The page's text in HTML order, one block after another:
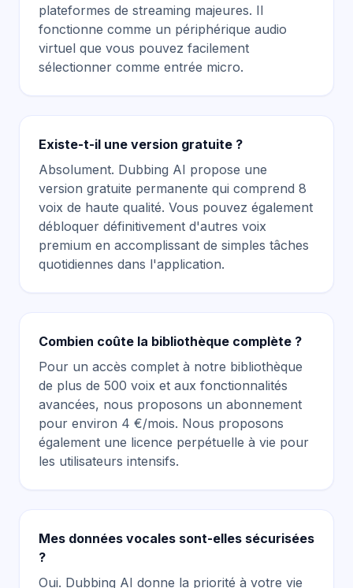
plateformes de streaming majeures. Il
fonctionne comme un périphérique audio
virtuel que vous pouvez facilement
sélectionner comme entrée micro.
Existe-t-il une version gratuite ?
Absolument. Dubbing AI propose une
version gratuite permanente qui comprend 8
voix de haute qualité. Vous pouvez également
débloquer définitivement d'autres voix
premium en accomplissant de simples tâches
quotidiennes dans l'application.
Combien coûte la bibliothèque complète ?
Pour un accès complet à notre bibliothèque
de plus de 500 voix et aux fonctionnalités
avancées, nous proposons un abonnement
pour environ 4 €/mois. Nous proposons
également une licence perpétuelle à vie pour
les utilisateurs intensifs.
Mes données vocales sont-elles sécurisées
?
Oui. Dubbing AI donne la priorité à votre vie